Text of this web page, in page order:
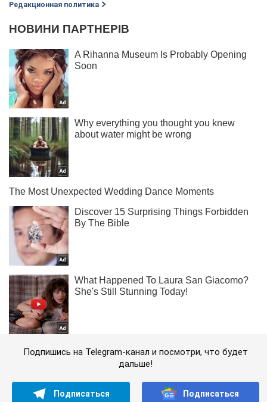
Редакционная политика
Подпишись на Telegram-канал и посмотри, что будет
дальше!
Подписаться Подписаться